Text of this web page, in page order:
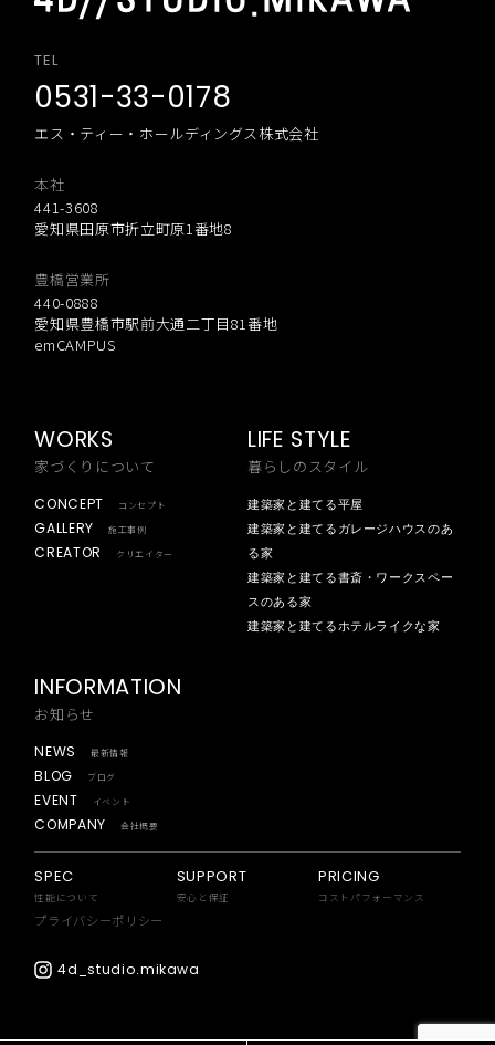
TEL
0531-33-0178
エス・ティー・ホールディングス株式会社
本社
441-3608
愛知県田原市折立町原1番地8
豊橋営業所
440-0888
愛知県豊橋市駅前大通二丁目81番地
emCAMPUS
WORKS
家づくりについて
CONCEPT コンセプト
GALLERY 施工事例
CREATOR クリエイター
LIFE STYLE
暮らしのスタイル
建築家と建てる平屋
建築家と建てるガレージハウスのあ
る家
建築家と建てる書斎・ワークスペー
スのある家
建築家と建てるホテルライクな家
INFORMATION
お知らせ
NEWS 最新情報
BLOG ブログ
EVENT イベント
COMPANY 会社概要
4d_studio.mikawa
SPEC
性能について
SUPPORT
安心と保証
PRICING
コストパフォーマンス
プライバシーポリシー